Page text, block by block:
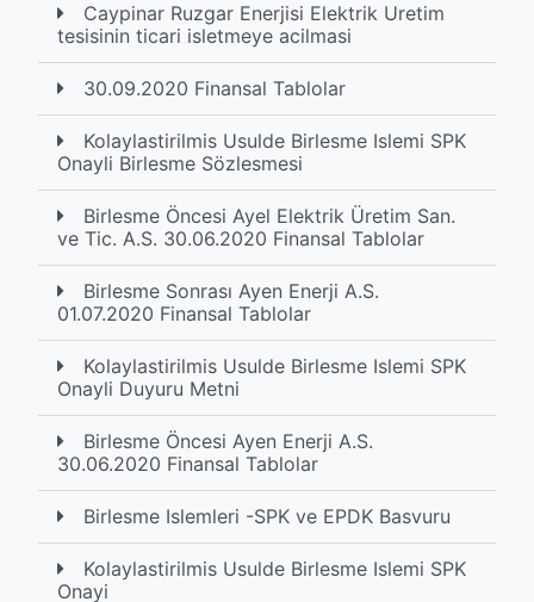
Caypinar Ruzgar Enerjisi Elektrik Uretim
tesisinin ticari isletmeye acilmasi
30.09.2020 Finansal Tablolar
Kolaylastirilmis Usulde Birlesme Islemi SPK
Onayli Birlesme Sözlesmesi
Birlesme Öncesi Ayel Elektrik Üretim San.
ve Tic. A.S. 30.06.2020 Finansal Tablolar
Birlesme Sonrası Ayen Enerji A.S.
01.07.2020 Finansal Tablolar
Kolaylastirilmis Usulde Birlesme Islemi SPK
Onayli Duyuru Metni
Birlesme Öncesi Ayen Enerji A.S.
30.06.2020 Finansal Tablolar
Birlesme Islemleri -SPK ve EPDK Basvuru
Kolaylastirilmis Usulde Birlesme Islemi SPK
Onayi